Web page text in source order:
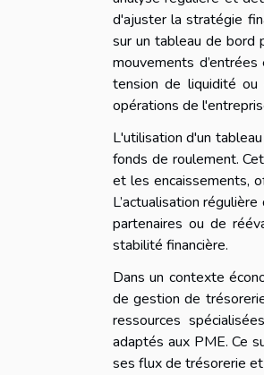
d'ajuster la stratégie
sur un tableau de bord
mouvements
tension de liquidité ou
opérations de
L'utilisation d'un
fonds de roulement.
et les encaissements,
L’actualisation
partenaires ou de
stabilité financière.
Dans un contexte
de gestion de
ressources
adaptés aux PME. Ce
ses flux de trésorerie et